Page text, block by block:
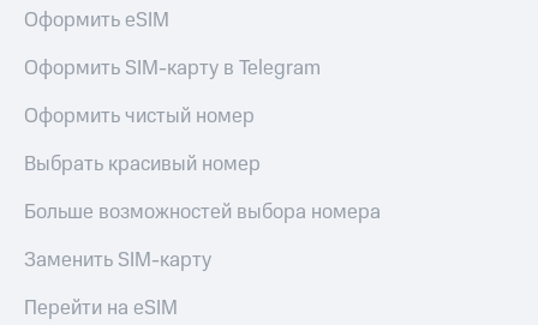
Оформить eSIM
Оформить SIM-карту в Telegram
Оформить чистый номер
Выбрать красивый номер
Больше возможностей выбора номера
Заменить SIM-карту
Перейти на eSIM